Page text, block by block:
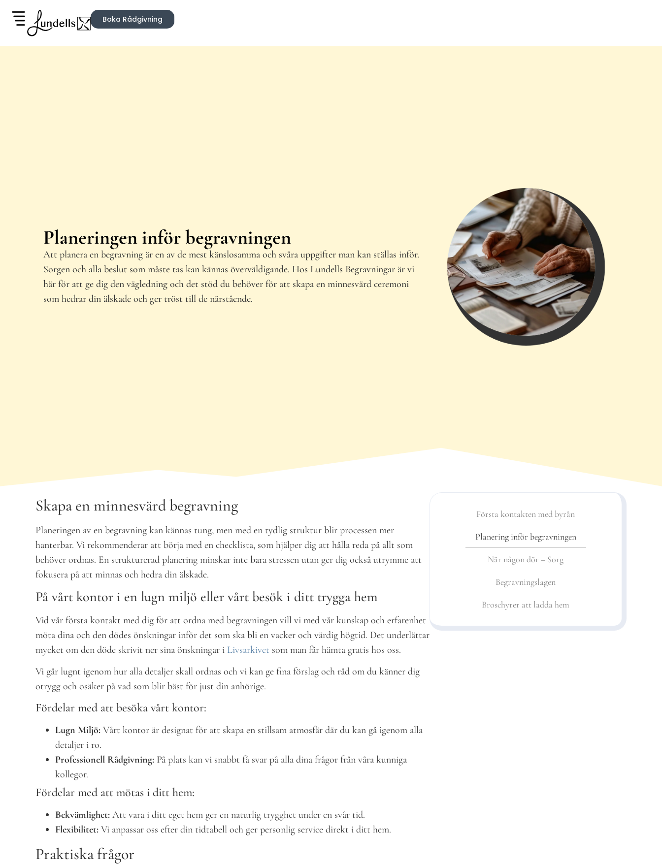
Boka Rådgivning
Planeringen inför begravningen
Att planera en begravning är en av de mest känslosamma och svåra uppgifter man kan ställas inför.
Sorgen och alla beslut som måste tas kan kännas överväldigande. Hos Lundells Begravningar är vi
här för att ge dig den vägledning och det stöd du behöver för att skapa en minnesvärd ceremoni
som hedrar din älskade och ger tröst till de närstående.
Skapa en minnesvärd begravning
Planeringen av en begravning kan kännas tung, men med en tydlig struktur blir processen mer
hanterbar. Vi rekommenderar att börja med en checklista, som hjälper dig att hålla reda på allt som
behöver ordnas. En strukturerad planering minskar inte bara stressen utan ger dig också utrymme att
fokusera på att minnas och hedra din älskade.
På vårt kontor i en lugn miljö eller vårt besök i ditt trygga hem
Vid vår första kontakt med dig för att ordna med begravningen vill vi med vår kunskap och erfarenhet
möta dina och den dödes önskningar inför det som ska bli en vacker och värdig högtid. Det underlättar
mycket om den döde skrivit ner sina önskningar i Livsarkivet som man får hämta gratis hos oss.
Vi går lugnt igenom hur alla detaljer skall ordnas och vi kan ge fina förslag och råd om du känner dig
otrygg och osäker på vad som blir bäst för just din anhörige.
Fördelar med att besöka vårt kontor:
Lugn Miljö: Vårt kontor är designat för att skapa en stillsam atmosfär där du kan gå igenom alla
detaljer i ro.
Professionell Rådgivning: På plats kan vi snabbt få svar på alla dina frågor från våra kunniga
kollegor.
Fördelar med att mötas i ditt hem:
Bekvämlighet: Att vara i ditt eget hem ger en naturlig trygghet under en svår tid.
Flexibilitet: Vi anpassar oss efter din tidtabell och ger personlig service direkt i ditt hem.
Praktiska frågor
Första kontakten med byrån
Planering inför begravningen
När någon dör – Sorg
Begravningslagen
Broschyrer att ladda hem